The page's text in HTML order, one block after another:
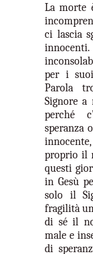
La morte
ci lascia
per i
Parola
Signore a
perché
speranza
proprio il
questi
in Gesù
solo il
fragilità
di sé il
male e
di